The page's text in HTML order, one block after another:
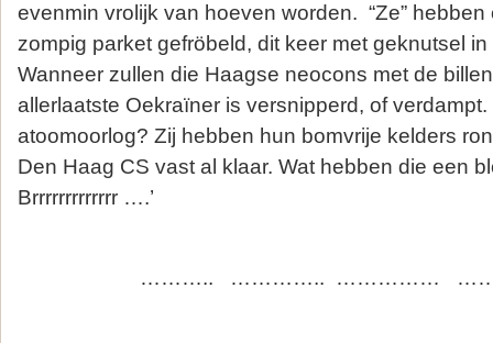
evenmin vrolijk van hoeven worden. “Ze”
zompig parket gefröbeld, dit keer met geknutsel
Wanneer zullen die Haagse neocons met de
allerlaatste Oekraïner is versnipperd, of
atoomoorlog? Zij hebben hun bomvrije kelders
Den Haag CS vast al klaar. Wat hebben die een
Brrrrrrrrrrrrr ….’
……….. ………….. ……………